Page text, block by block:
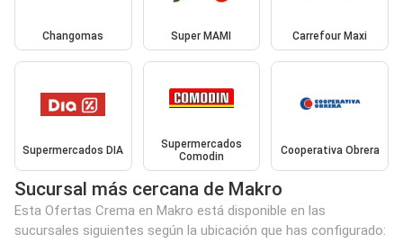
Changomas Super MAMI Carrefour Maxi
Supermercados DIA
Supermercados
Comodin
Cooperativa Obrera
Sucursal más cercana de Makro
Esta Ofertas Crema en Makro está disponible en las
sucursales siguientes según la ubicación que has configurado: